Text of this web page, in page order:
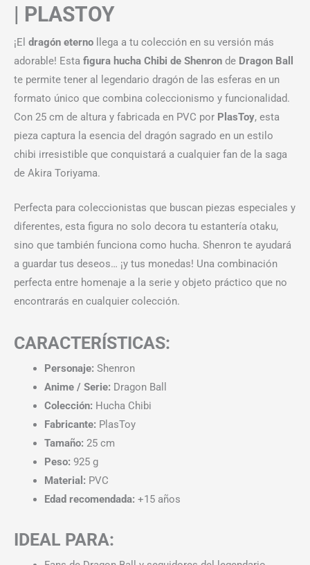
| PLASTOY
¡El dragón eterno llega a tu colección en su versión más
adorable! Esta figura hucha Chibi de Shenron de Dragon Ball
te permite tener al legendario dragón de las esferas en un
formato único que combina coleccionismo y funcionalidad.
Con 25 cm de altura y fabricada en PVC por PlasToy, esta
pieza captura la esencia del dragón sagrado en un estilo
chibi irresistible que conquistará a cualquier fan de la saga
de Akira Toriyama.
Perfecta para coleccionistas que buscan piezas especiales y
diferentes, esta figura no solo decora tu estantería otaku,
sino que también funciona como hucha. Shenron te ayudará
a guardar tus deseos… ¡y tus monedas! Una combinación
perfecta entre homenaje a la serie y objeto práctico que no
encontrarás en cualquier colección.
CARACTERÍSTICAS:
Personaje: Shenron
Anime / Serie: Dragon Ball
Colección: Hucha Chibi
Fabricante: PlasToy
Tamaño: 25 cm
Peso: 925 g
Material: PVC
Edad recomendada: +15 años
IDEAL PARA: